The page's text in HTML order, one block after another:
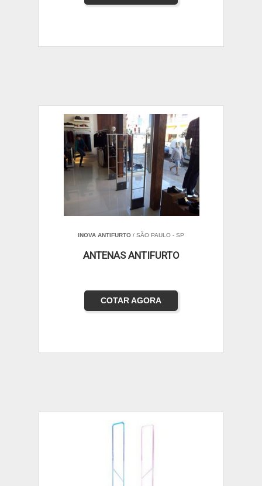
INOVA ANTIFURTO / SÃO PAULO - SP
ANTENAS ANTIFURTO
COTAR AGORA